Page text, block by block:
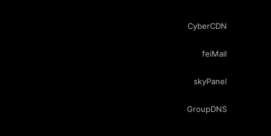
CyberCDN
feiMail
skyPanel
GroupDNS